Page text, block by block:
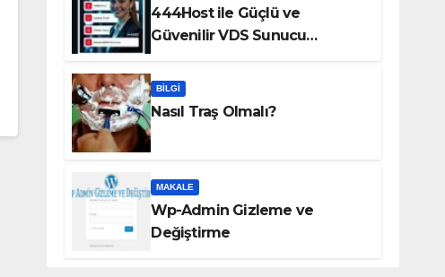
444Host ile Güçlü ve
Güvenilir VDS Sunucu
BILGI
Nasıl Traş Olmalı?
MAKALE
Wp-Admin Gizleme ve
Değiştirme